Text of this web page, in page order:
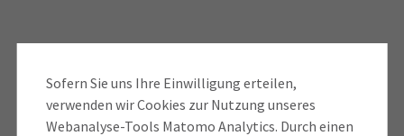
Sofern Sie uns Ihre Einwilligung erteilen,
verwenden wir Cookies zur Nutzung unseres
Webanalyse-Tools Matomo Analytics. Durch einen
IHK-Info: IHK-Podcast
„Wirtschaft für Zukunft“